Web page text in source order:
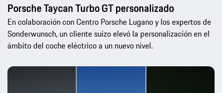
Porsche Taycan Turbo GT personalizado
En colaboración con Centro Porsche Lugano y los expertos de
Sonderwunsch, un cliente suizo elevó la personalización en el
ámbito del coche eléctrico a un nuevo nivel.